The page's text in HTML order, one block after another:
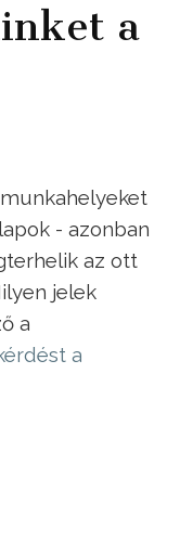
a
- azonban
az ott
jelek
a
a